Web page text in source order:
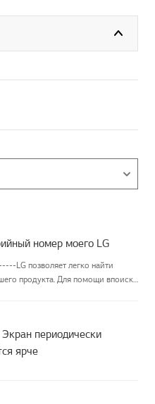
номер моего LG
LG позволяет легко найти
продукта. Для помощи впоиске
периодически
ярче